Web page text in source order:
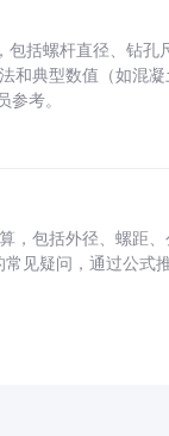
括螺杆直径、钻
和典型数值（如混
参考。
，包括外径、螺距
常见疑问，通过公